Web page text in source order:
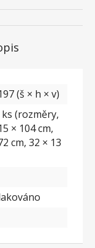
(š × h × v)
ks (rozměry,
× 104 cm,
cm, 32 × 13